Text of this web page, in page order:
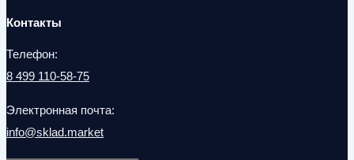
Контакты
Телефон:
8 499 110-58-75
Электронная почта:
info@sklad.market